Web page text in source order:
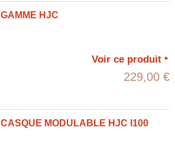
GAMME HJC
Voir ce produit
229,00 €
CASQUE MODULABLE HJC I100